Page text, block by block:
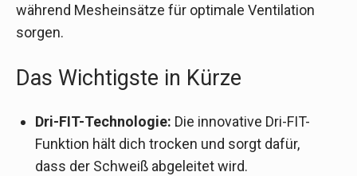
während Mesheinsätze für optimale Ventilation
sorgen.
Das Wichtigste in Kürze
Dri-FIT-Technologie: Die innovative Dri-FIT-
Funktion hält dich trocken und sorgt dafür,
dass der Schweiß abgeleitet wird.